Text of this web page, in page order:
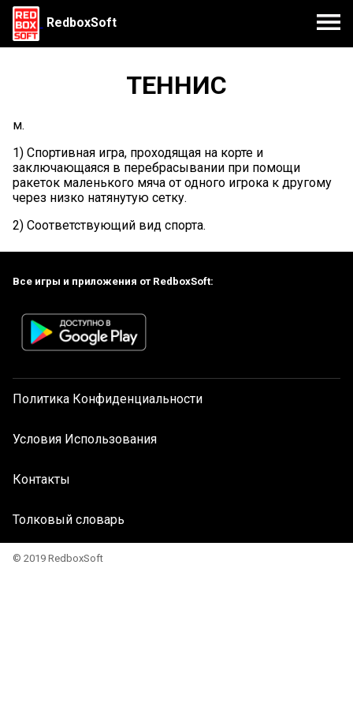
RedboxSoft
ТЕННИС
м.
1) Спортивная игра, проходящая на корте и
заключающаяся в перебрасывании при помощи
ракеток маленького мяча от одного игрока к другому
через низко натянутую сетку.
2) Соответствующий вид спорта.
Все игры и приложения от RedboxSoft:
Политика Конфиденциальности
Условия Использования
Контакты
Толковый словарь
© 2019 RedboxSoft